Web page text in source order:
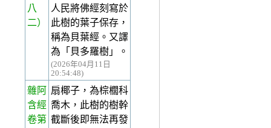
八
二）
人民將佛經刻寫於
此樹的葉子保存，
稱為貝葉經。又譯
為「貝多羅樹」。
(2026年04月11日
20:54:48)
雜阿
含經
卷第
扇椰子，為棕櫚科
喬木，此樹的樹幹
截斷後即無法再發